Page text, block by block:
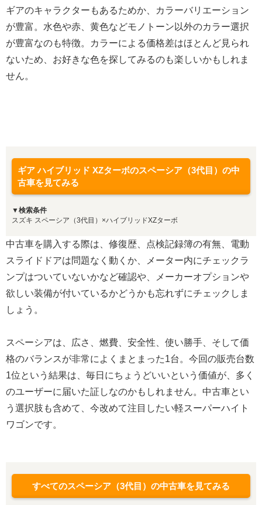
ギアのキャラクターもあるためか、カラーバリエーション
が豊富。水色や赤、黄色などモノトーン以外のカラー選択
が豊富なのも特徴。カラーによる価格差はほとんど見られ
ないため、お好きな色を探してみるのも楽しいかもしれま
せん。
ギア ハイブリッド XZターボのスペーシア（3代目）の中
古車を見てみる
▼検索条件
スズキ スペーシア（3代目）×ハイブリッドXZターボ
中古車を購入する際は、修復歴、点検記録簿の有無、電動
スライドドアは問題なく動くか、メーター内にチェックラ
ンプはついていないかなど確認や、メーカーオプションや
欲しい装備が付いているかどうかも忘れずにチェックしま
しょう。
スペーシアは、広さ、燃費、安全性、使い勝手、そして価
格のバランスが非常によくまとまった1台。今回の販売台数
1位という結果は、毎日にちょうどいいという価値が、多く
のユーザーに届いた証しなのかもしれません。中古車とい
う選択肢も含めて、今改めて注目したい軽スーパーハイト
ワゴンです。
すべてのスペーシア（3代目）の中古車を見てみる